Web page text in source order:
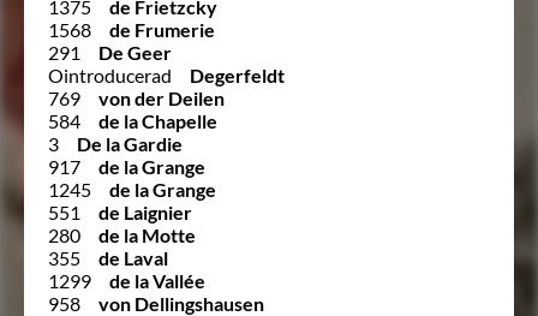
1375
de Frietzcky
1568
de Frumerie
291
De Geer
Ointroducerad
Degerfeldt
769
von der Deilen
584
de la Chapelle
3
De la Gardie
917
de la Grange
1245
de la Grange
551
de Laignier
280
de la Motte
355
de Laval
1299
de la Vallée
958
von Dellingshausen